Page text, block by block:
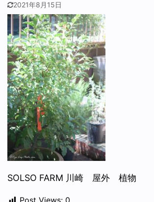
2021年8月15日
SOLSO FARM 川崎 屋外 植物
Post Views: 0